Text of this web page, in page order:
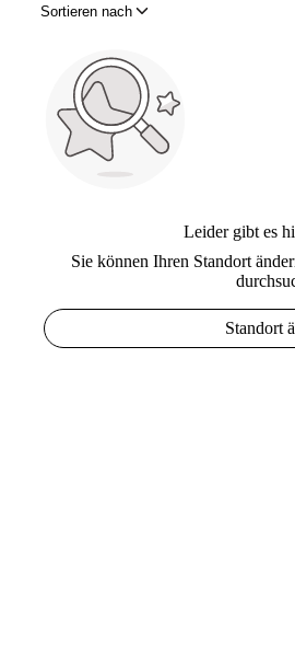
Sortieren nach
Leider gibt es
Sie können Ihren Standort
Standort